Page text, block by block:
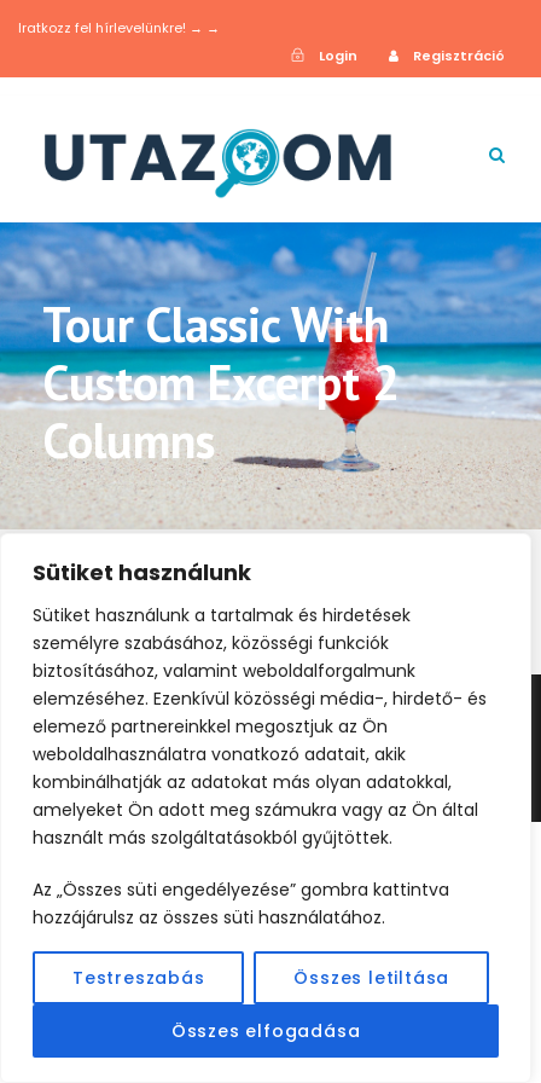
Sütiket használunk
Sütiket használunk a tartalmak és hirdetések
személyre szabásához, közösségi funkciók
biztosításához, valamint weboldalforgalmunk
elemzéséhez. Ezenkívül közösségi média-, hirdető- és
elemező partnereinkkel megosztjuk az Ön
weboldalhasználatra vonatkozó adatait, akik
kombinálhatják az adatokat más olyan adatokkal,
amelyeket Ön adott meg számukra vagy az Ön által
használt más szolgáltatásokból gyűjtöttek.
Az „Összes süti engedélyezése” gombra kattintva
hozzájárulsz az összes süti használatához.
Testreszabás Összes letiltása
Összes elfogadása
Iratkozz fel hírlevelünkre! → →
Login
Regisztráció
Tour Classic With
Custom Excerpt 2
Columns
©2024 UTAZOOM - MINDEN JOG FENNTARTVA |
KÉSZÍTETTEWEBCREATIVE